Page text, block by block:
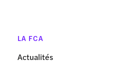
LA FCA
Actualités